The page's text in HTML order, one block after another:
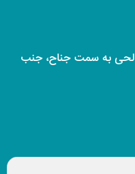
به سمت جناح، جنب